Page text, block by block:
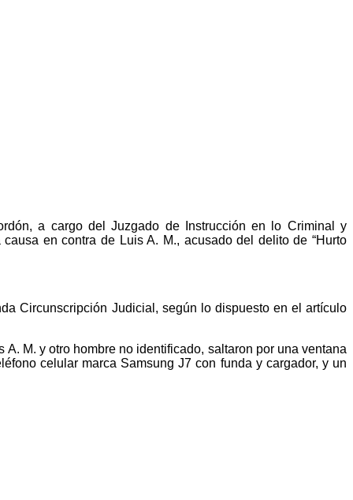
a cargo del Juzgado de Instrucción en lo Criminal y
en contra de Luis A. M., acusado del delito de “Hurto
Circunscripción Judicial, según lo dispuesto en el artículo
M. y otro hombre no identificado, saltaron por una ventana
celular marca Samsung J7 con funda y cargador, y un